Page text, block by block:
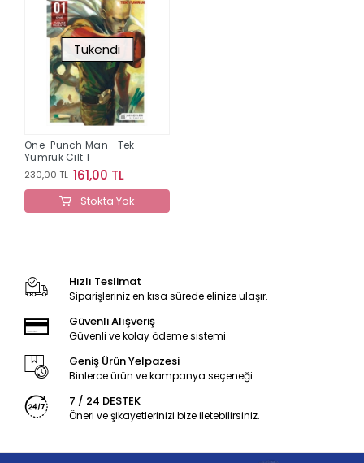
Tükendi
One-Punch Man –Tek
Yumruk Cilt 1
230,00 TL 161,00 TL
Stokta Yok
Hızlı Teslimat
Siparişleriniz en kısa sürede elinize ulaşır.
Güvenli Alışveriş
Güvenli ve kolay ödeme sistemi
Geniş Ürün Yelpazesi
Binlerce ürün ve kampanya seçeneği
7 / 24 DESTEK
Öneri ve şikayetlerinizi bize iletebilirsiniz.